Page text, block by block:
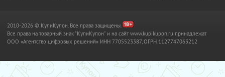
2010-2026 © КупиКупон. Все права защищены.
Все права на товарный знак "КупиКупон" и на сайт www.kupikupon.ru принадлежат
OOO «Агентство цифровых решений» ИНН 7705523387, ОГРН 1127747063212